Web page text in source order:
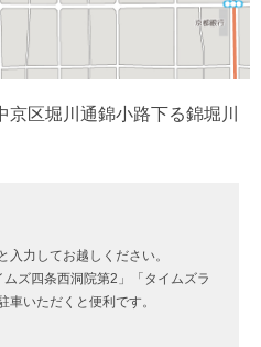
区堀川通錦小路下る錦堀川
入力してお越しください。
ムズ四条西洞院第2」「タイムズラ
車いただくと便利です。